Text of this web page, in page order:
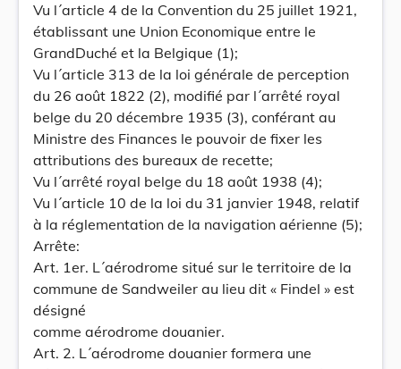
Vu l´article 4 de la Convention du 25 juillet 1921,
établissant une Union Economique entre le
GrandDuché et la Belgique (1);
Vu l´article 313 de la loi générale de perception
du 26 août 1822 (2), modifié par l´arrêté royal
belge du 20 décembre 1935 (3), conférant au
Ministre des Finances le pouvoir de fixer les
attributions des bureaux de recette;
Vu l´arrêté royal belge du 18 août 1938 (4);
Vu l´article 10 de la loi du 31 janvier 1948, relatif
à la réglementation de la navigation aérienne (5);
Arrête:
Art. 1er. L´aérodrome situé sur le territoire de la
commune de Sandweiler au lieu dit « Findel » est
désigné
comme aérodrome douanier.
Art. 2. L´aérodrome douanier formera une